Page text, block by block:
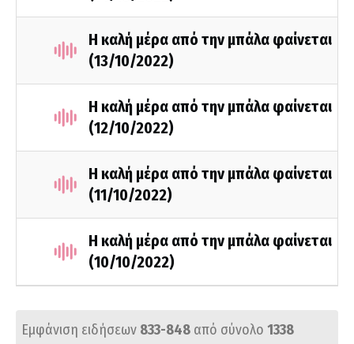
Η καλή μέρα από την μπάλα φαίνεται
(13/10/2022)
Η καλή μέρα από την μπάλα φαίνεται
(12/10/2022)
Η καλή μέρα από την μπάλα φαίνεται
(11/10/2022)
Η καλή μέρα από την μπάλα φαίνεται
(10/10/2022)
Εμφάνιση ειδήσεων 833-848 από σύνολο 1338